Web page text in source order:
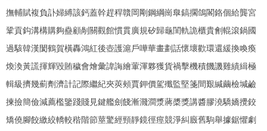
撫輔賦複負訃婦縛該鈣蓋幹趕稈贛岡剛鋼綱崗臯鎬擱鴿閣鉻個給龔宮
鞏貢鈎溝構購夠蠱顧剮關觀館慣貫廣規矽歸龜閨軌詭櫃貴劊輥滾鍋國
過駭韓漢閡鶴賀橫轟鴻紅後壺護滬戶嘩華畫劃話懷壞歡環還緩換喚瘓
煥渙黃謊揮輝毀賄穢會燴彙諱誨繪葷渾夥獲貨禍擊機積饑譏雞績緝極
輯級擠幾薊劑濟計記際繼紀夾莢頰賈鉀價駕殲監堅箋間艱緘繭檢堿鹼
揀撿簡儉減薦檻鑒踐賤見鍵艦劍餞漸濺澗漿蔣槳獎講醬膠澆驕嬌攪鉸
矯僥腳餃繳絞轎較稭階節莖驚經頸靜鏡徑痙競淨糾廄舊駒舉據鋸懼劇